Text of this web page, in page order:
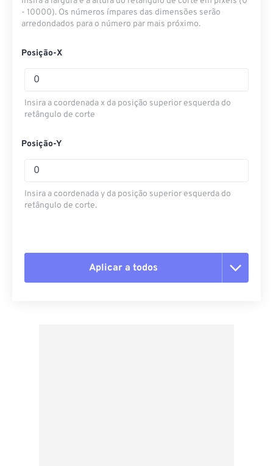
- 10000). Os números ímpares das dimensões serão
arredondados para o número par mais próximo.
Posição-X
Insira a coordenada x da posição superior esquerda do
retângulo de corte
Posição-Y
Insira a coordenada y da posição superior esquerda do
retângulo de corte.
Aplicar a todos